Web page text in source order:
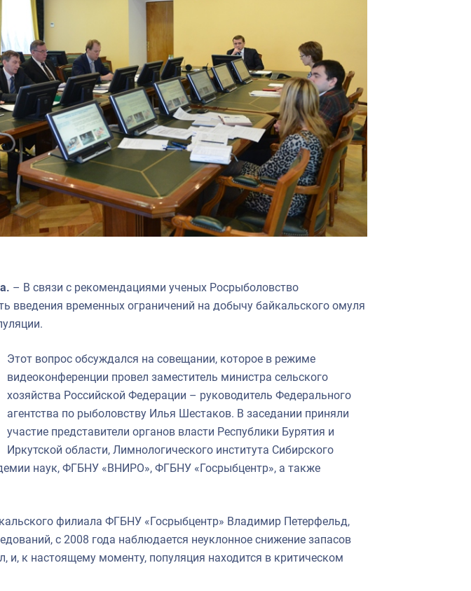
– В связи с рекомендациями ученых Росрыболовство
введения временных ограничений на добычу байкальского омуля
Этот вопрос обсуждался на совещании, которое в режиме
видеоконференции провел заместитель министра сельского
хозяйства Российской Федерации – руководитель Федерального
агентства по рыболовству Илья Шестаков. В заседании приняли
участие представители органов власти Республики Бурятия и
Иркутской области, Лимнологического института Сибирского
наук, ФГБНУ «ВНИРО», ФГБНУ «Госрыбцентр», а также
филиала ФГБНУ «Госрыбцентр» Владимир Петерфельд,
с 2008 года наблюдается неуклонное снижение запасов
и, к настоящему моменту, популяция находится в критическом